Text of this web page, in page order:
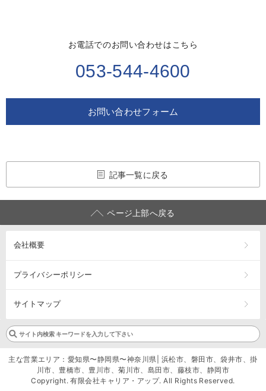
お電話でのお問い合わせはこちら
053-544-4600
お問い合わせフォーム
記事一覧に戻る
ページ上部へ戻る
会社概要
プライバシーポリシー
サイトマップ
主な営業エリア：愛知県〜静岡県〜神奈川県| 浜松市、磐田市、袋井市、掛
川市、豊橋市、豊川市、菊川市、島田市、藤枝市、静岡市
Copyright. 有限会社キャリア・アップ. All Rights Reserved.